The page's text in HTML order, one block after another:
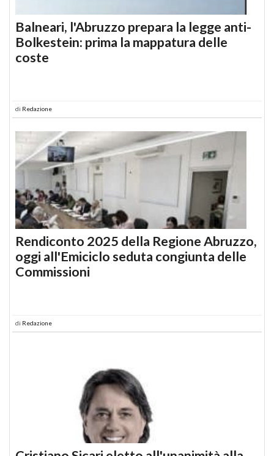
Balneari, l'Abruzzo prepara la legge anti-
Bolkestein: prima la mappatura delle
coste
di Redazione
Rendiconto 2025 della Regione Abruzzo,
oggi all'Emiciclo seduta congiunta delle
Commissioni
di Redazione